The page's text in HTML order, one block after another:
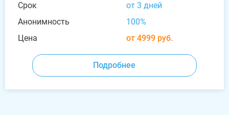
Срок
от 3 дней
Анонимность
100%
Цена
от 4999 руб.
Подробнее